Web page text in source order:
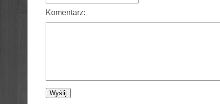
Komentarz: